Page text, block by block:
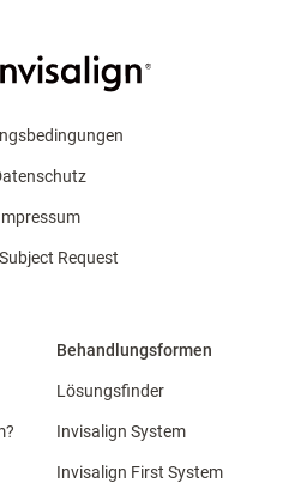
Request
Behandlungsformen
Lösungsfinder
Invisalign System
Invisalign First System